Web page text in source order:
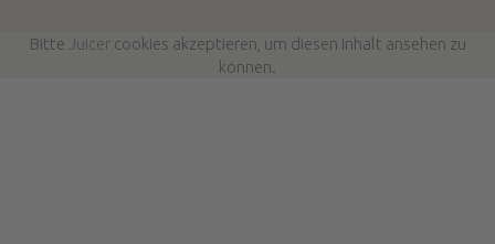
Bitte Juicercookies akzeptieren, um diesen Inhalt ansehen zu
können.